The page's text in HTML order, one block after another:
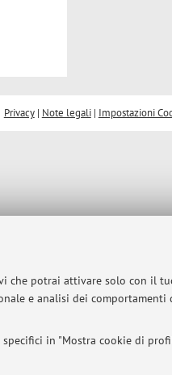
che potrai attivare solo con il
e analisi dei
in "Mostra cookie di
Privacy| Note legali| Impostazioni